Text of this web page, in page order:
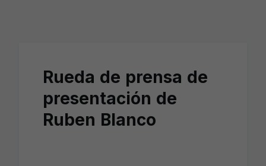
Rueda de prensa de
presentación de
Ruben Blanco